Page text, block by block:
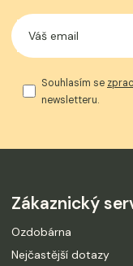
Souhlasím se
newsletteru.
Zákaznický
Ozdobárna
Nejčastější dotazy